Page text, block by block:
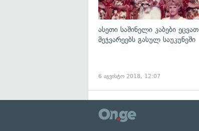
ასეთი საშინელი კაბები ეცვათ
მეჯვარეებს გასულ საუკუნეში
6 აგვისტო 2018, 12:07